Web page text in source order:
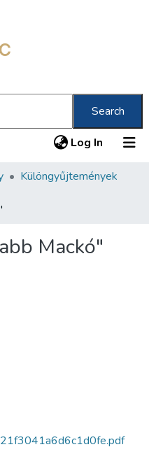
Search
Log In (current)
Különgyűjtemények
Mackó"